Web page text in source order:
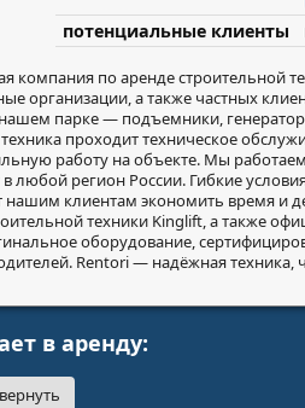
потенциальные клиенты
компания по аренде строительной
организации, а также частных
парке — подъемники,
проходит техническое
работу на объекте. Мы
в любой регион России. Гибкие
нашим клиентам экономить время и
техники Kinglift, а также
оборудование,
Rentori — надёжная техника,
в аренду: